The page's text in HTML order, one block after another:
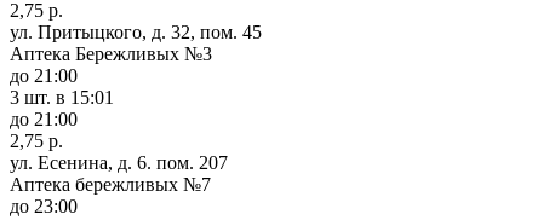
2,75 р.
ул. Притыцкого, д. 32, пом. 45
Аптека Бережливых №3
до 21:00
3 шт. в 15:01
до 21:00
2,75 р.
ул. Есенина, д. 6. пом. 207
Аптека бережливых №7
до 23:00